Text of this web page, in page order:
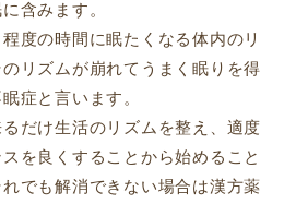
含みます。
度の時間に眠たくなる体内のリ
リズムが崩れてうまく眠りを得
症と言います。
だけ生活のリズムを整え、適度
を良くすることから始めること
でも解消できない場合は漢方薬